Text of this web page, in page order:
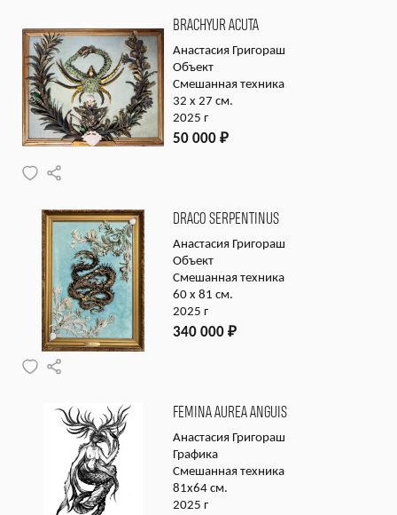
BRACHYUR ACUTA
Анастасия Григораш
Объект
Смешанная техника
32 х 27 см.
2025 г
50 000 ₽
DRACO SERPENTINUS
Анастасия Григораш
Объект
Смешанная техника
60 х 81 см.
2025 г
340 000 ₽
FEMINA AUREA ANGUIS
Анастасия Григораш
Графика
Смешанная техника
81х64 см.
2025 г